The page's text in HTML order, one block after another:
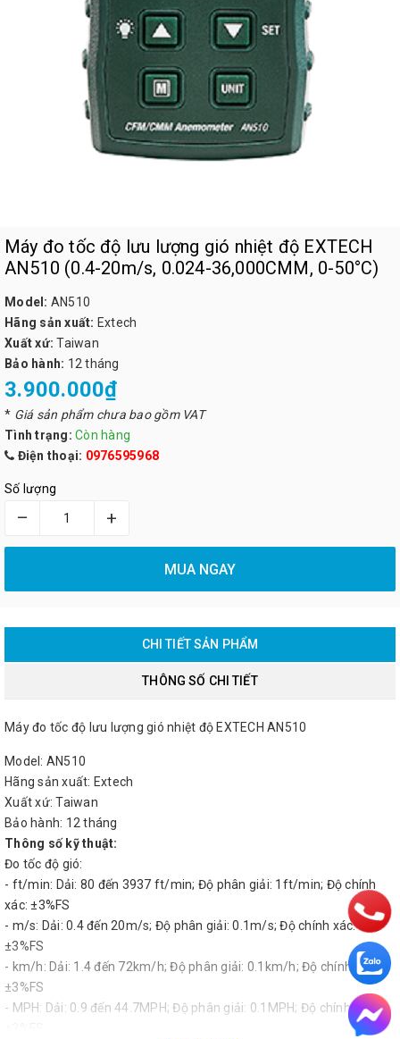
Máy đo tốc độ lưu lượng gió nhiệt độ EXTECH
AN510 (0.4-20m/s, 0.024-36,000CMM, 0-50°C)
Model: AN510
Hãng sản xuất: Extech
Xuất xứ: Taiwan
Bảo hành: 12 tháng
3.900.000₫
* Giá sản phẩm chưa bao gồm VAT
Tình trạng: Còn hàng
Điện thoại: 0976595968
Số lượng
– +
MUA NGAY
CHI TIẾT SẢN PHẨM
THÔNG SỐ CHI TIẾT
Máy đo tốc độ lưu lượng gió nhiệt độ EXTECH AN510
Model: AN510
Hãng sản xuất: Extech
Xuất xứ: Taiwan
Bảo hành: 12 tháng
Thông số kỹ thuật:
Đo tốc độ gió:
- ft/min: Dải: 80 đến 3937 ft/min; Độ phân giải: 1ft/min; Độ chính
xác: ±3%FS
- m/s: Dải: 0.4 đến 20m/s; Độ phân giải: 0.1m/s; Độ chính xác:
±3%FS
- km/h: Dải: 1.4 đến 72km/h; Độ phân giải: 0.1km/h; Độ chính xác:
±3%FS
- MPH: Dải: 0.9 đến 44.7MPH; Độ phân giải: 0.1MPH; Độ chính xác: